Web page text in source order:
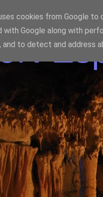
cookies from Google to
with Google along with
to detect and address